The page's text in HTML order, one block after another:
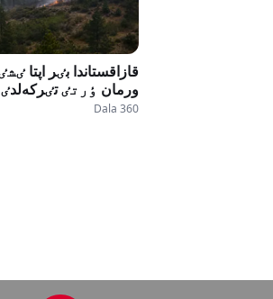
ورمان ٶرتٸ تٸركەلدٸ
Dala 360